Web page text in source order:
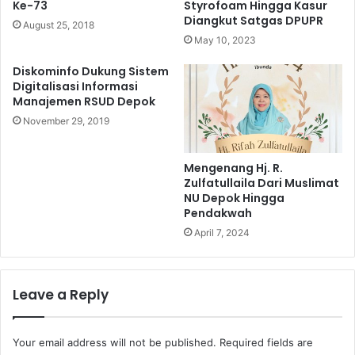
Ke-73
August 25, 2018
Styrofoam Hingga Kasur
Diangkut Satgas DPUPR
May 10, 2023
Diskominfo Dukung Sistem
Digitalisasi Informasi
Manajemen RSUD Depok
November 29, 2019
Mengenang Hj. R.
Zulfatullaila Dari Muslimat
NU Depok Hingga
Pendakwah
April 7, 2024
Leave a Reply
Your email address will not be published. Required fields are